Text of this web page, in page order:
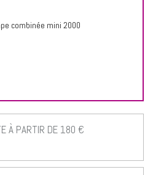
combinée mini 2000
À PARTIR DE 180 €